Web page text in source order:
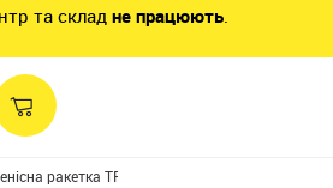
та склад не працюють.
ракетка TR100 19 - Синя